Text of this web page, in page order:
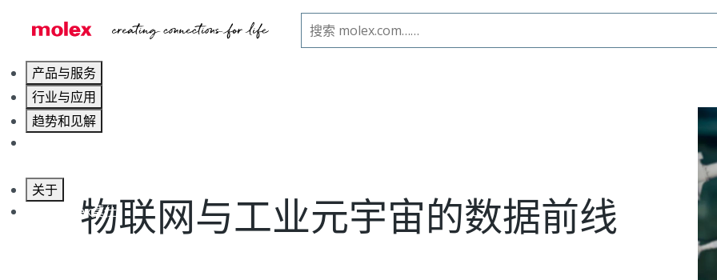
产品与服务
行业与应用
趋势和见解
关于
联系 Molex莫仕物联网与工业元宇宙的数据前线